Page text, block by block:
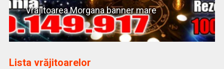
Vrajitoarea Morgana banner mare
Lista vrăjitoarelor